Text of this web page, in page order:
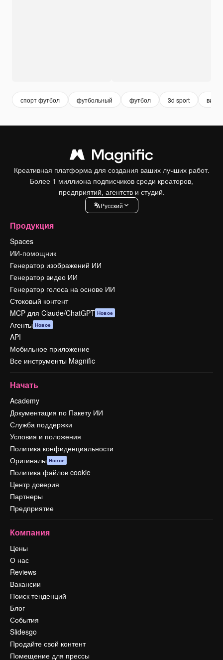
спорт футбол футбольный футбол 3d sport виды
Креативная платформа для создания ваших лучших работ.
Более 1 миллиона подписчиков среди креаторов,
предприятий, агентств и студий.
Pусский
Продукция
Spaces
ИИ-помощник
Генератор изображений ИИ
Генератор видео ИИ
Генератор голоса на основе ИИ
Стоковый контент
MCP для Claude/ChatGPT Новое
Агенты Новое
API
Мобильное приложение
Все инструменты Magnific
Начать
Academy
Документация по Пакету ИИ
Служба поддержки
Условия и положения
Политика конфиденциальности
Оригиналы Новое
Политика файлов cookie
Центр доверия
Партнеры
Предприятие
Компания
Цены
О нас
Reviews
Вакансии
Поиск тенденций
Блог
События
Slidesgo
Продайте свой контент
Помещение для прессы